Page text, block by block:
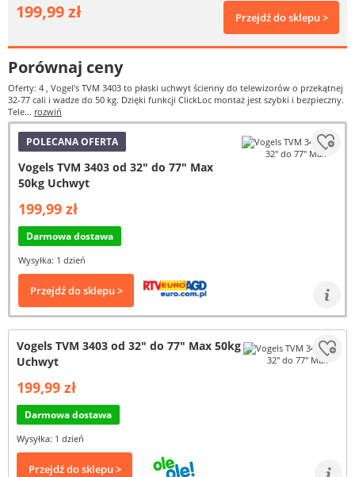
199,99 zł Przejdź do sklepu >
Porównaj ceny
Oferty: 4 , Vogel's TVM 3403 to płaski uchwyt ścienny do telewizorów o przekątnej
32-77 cali i wadze do 50 kg. Dzięki funkcji ClickLoc montaż jest szybki i bezpieczny.
Tele... rozwiń
POLECANA OFERTA
Vogels TVM 3403 od 32" do 77" Max
50kg Uchwyt
199,99 zł
Darmowa dostawa
Wysyłka: 1 dzień
Przejdź do sklepu >
Vogels TVM 3403 od 32" do 77" Max 50kg
Uchwyt
199,99 zł
Darmowa dostawa
Wysyłka: 1 dzień
Przejdź do sklepu >